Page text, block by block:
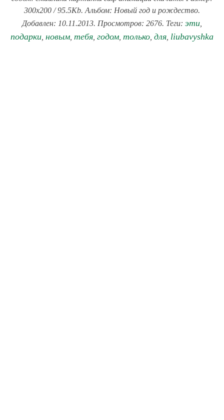
300x200 / 95.5Kb. Альбом: Новый год и рождество.
Добавлен: 10.11.2013. Просмотров: 2676. Теги: эти
подарки новым тебя годом только для liubavyshka